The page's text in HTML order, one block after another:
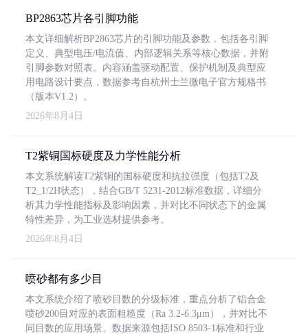
BP2863芯片各引脚功能
本文详细解析BP2863芯片的引脚功能及参数，包括各引脚
定义、典型电压/电流值、内部逻辑关系等核心数据，并附
引脚参数对照表。内容涵盖驱动配置、保护机制及典型应
用电路设计要点，数据参考自杭州士兰微电子官方规格书
（版本V1.2）。
2026年8月4日
T2紫铜国标硬度及力学性能分析
本文系统解读T2紫铜的国标硬度和抗拉强度（包括T2及
T2_1/2H状态），结合GB/T 5231-2012标准数据，详细分
析其力学性能指标及影响因素，并对比不同状态下的金属
特性差异，为工业选材提供参考。
2026年8月4日
喷砂都有多少目
本文系统介绍了喷砂目数的分级标准，重点分析了铝合金
喷砂200目对应的表面粗糙度（Ra 3.2-6.3μm），并对比不
同目数的应用场景。数据来源包括ISO 8503-1标准和行业